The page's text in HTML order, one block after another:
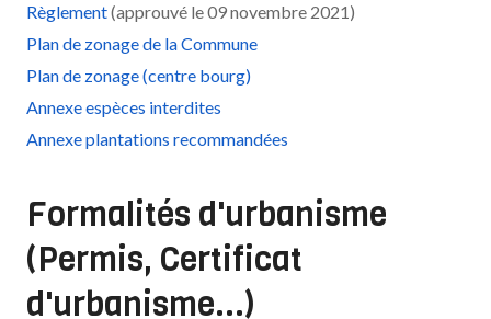
Règlement(approuvé le 09 novembre 2021)
Plan de zonage de la Commune
Plan de zonage (centre bourg)
Annexe espèces interdites
Annexe plantations recommandées
Formalités d'urbanisme
(Permis, Certificat
d'urbanisme...)